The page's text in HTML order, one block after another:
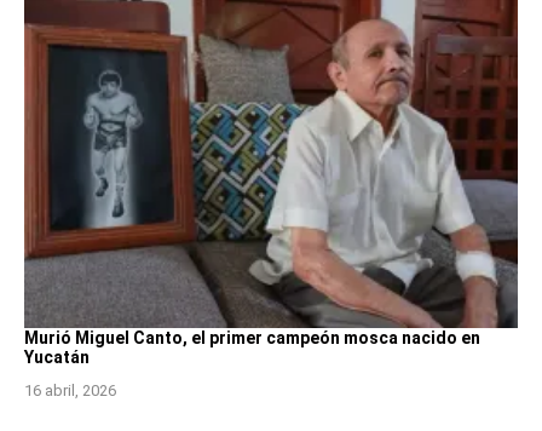
Murió Miguel Canto, el primer campeón mosca nacido en
Yucatán
16 abril, 2026